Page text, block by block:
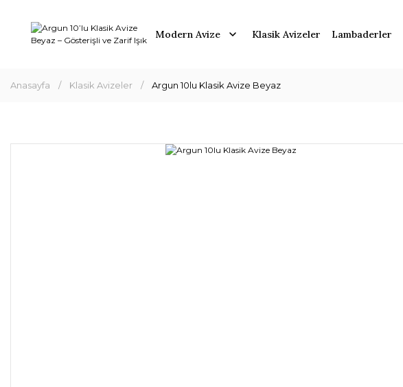
Modern Avize Klasik Avizeler Lambaderler
Anasayfa Klasik Avizeler Argun 10lu Klasik Avize Beyaz